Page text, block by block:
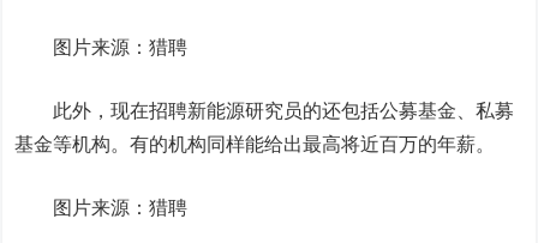
图片来源：猎聘
此外，现在招聘新能源研究员的还包括公募基金、私募
基金等机构。有的机构同样能给出最高将近百万的年薪。
图片来源：猎聘